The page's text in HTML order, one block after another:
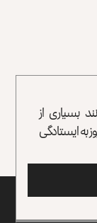
بسیاری از
به ایستادگی